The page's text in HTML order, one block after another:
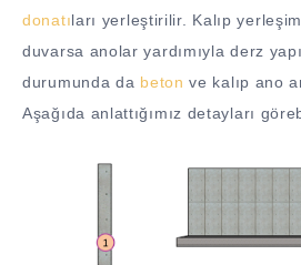
donatıları yerleştirilir. Kalıp
duvarsa anolar yardımıyla derz
durumunda da beton ve kalıp ano
Aşağıda anlattığımız detayları